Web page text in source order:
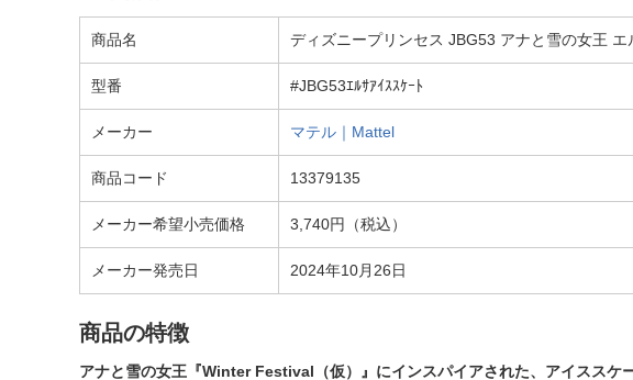
商品名 ディズニープリンセス JBG53 アナと雪の女王 エ
型番 #JBG53ｴﾙｻｱｲｽｽｹｰﾄ
メーカー マテル｜Mattel
商品コード 13379135
メーカー希望小売価格 3,740円（税込）
メーカー発売日 2024年10月26日
商品の特徴
アナと雪の女王『Winter Festival（仮）』にインスパイアされた、アイススケ